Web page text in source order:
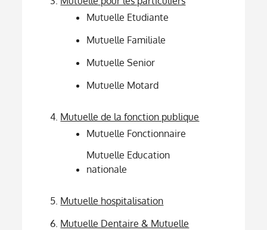
Mutuelle Etudiante
Mutuelle Familiale
Mutuelle Senior
Mutuelle Motard
Mutuelle de la fonction publique
Mutuelle Fonctionnaire
Mutuelle Education
nationale
Mutuelle hospitalisation
Mutuelle Dentaire & Mutuelle